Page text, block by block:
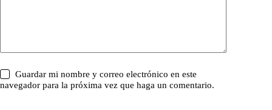
Guardar mi nombre y correo electrónico en este
navegador para la próxima vez que haga un comentario.